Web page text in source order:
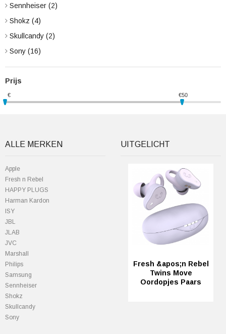
Sennheiser (2)
Shokz (4)
Skullcandy (2)
Sony (16)
Prijs
€ €50
ALLE MERKEN
Apple
Fresh n Rebel
HAPPY PLUGS
Harman Kardon
ISY
JBL
JLAB
JVC
Marshall
Philips
Samsung
Sennheiser
Shokz
Skullcandy
Sony
UITGELICHT
Fresh &apos;n Rebel
Twins Move
Oordopjes Paars